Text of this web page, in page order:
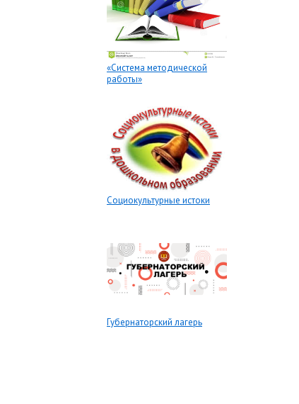
«Система методической
работы»
Социокультурные истоки
Губернаторский лагерь